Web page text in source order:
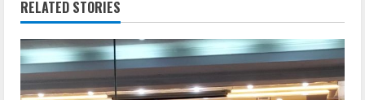
u
e
RELATED STORIES